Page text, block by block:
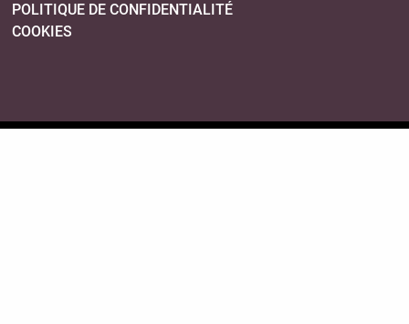
POLITIQUE DE CONFIDENTIALITÉ
COOKIES